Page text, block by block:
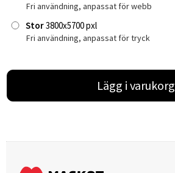
Fri användning, anpassat för webb
Stor3800x5700 pxl
Fri användning, anpassat för tryck
Lägg i varukorg